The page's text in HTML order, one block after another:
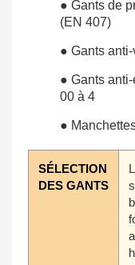
● Gants de
(EN 407)
● Gants
● Gants
00 à 4
●
SÉLECTION
DES GANTS